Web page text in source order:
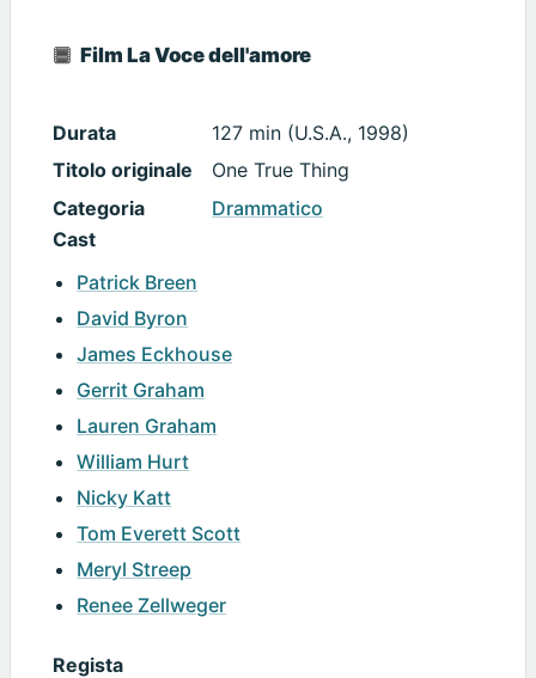
Film La Voce dell'amore
Durata
127 min (U.S.A., 1998)
Titolo originale
One True Thing
Categoria
Drammatico
Cast
Patrick Breen
David Byron
James Eckhouse
Gerrit Graham
Lauren Graham
William Hurt
Nicky Katt
Tom Everett Scott
Meryl Streep
Renee Zellweger
Regista